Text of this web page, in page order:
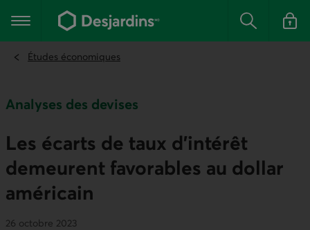
contenu
Menu principal Rechercher
Se
Études économiques
Analyses des devises
Les écarts de taux d’intérêt
demeurent favorables au dollar
américain
26 octobre 2023